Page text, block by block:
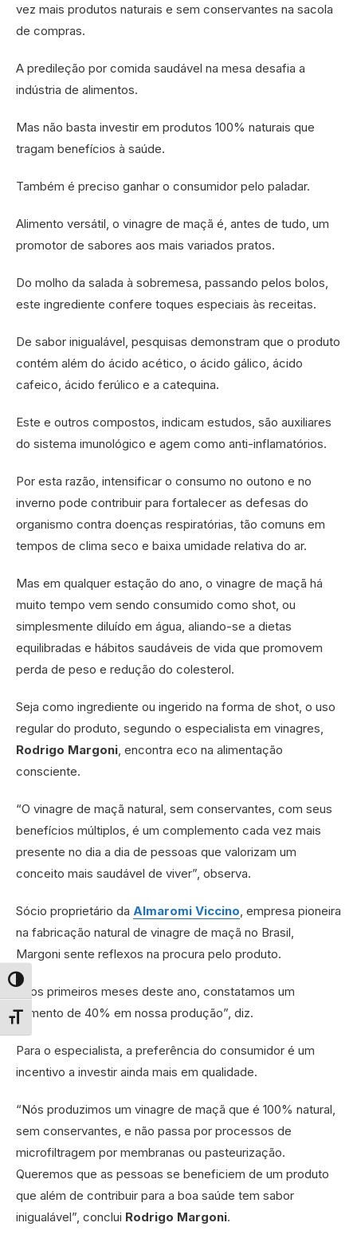
Alternar alto contraste
Alternar tamanho da fonte
vez mais produtos naturais e sem conservantes na sacola
de compras.
A predileção por comida saudável na mesa desafia a
indústria de alimentos.
Mas não basta investir em produtos 100% naturais que
tragam benefícios à saúde.
Também é preciso ganhar o consumidor pelo paladar.
Alimento versátil, o vinagre de maçã é, antes de tudo, um
promotor de sabores aos mais variados pratos.
Do molho da salada à sobremesa, passando pelos bolos,
este ingrediente confere toques especiais às receitas.
De sabor inigualável, pesquisas demonstram que o produto
contém além do ácido acético, o ácido gálico, ácido
cafeico, ácido ferúlico e a catequina.
Este e outros compostos, indicam estudos, são auxiliares
do sistema imunológico e agem como anti-inflamatórios.
Por esta razão, intensificar o consumo no outono e no
inverno pode contribuir para fortalecer as defesas do
organismo contra doenças respiratórias, tão comuns em
tempos de clima seco e baixa umidade relativa do ar.
Mas em qualquer estação do ano, o vinagre de maçã há
muito tempo vem sendo consumido como shot, ou
simplesmente diluído em água, aliando-se a dietas
equilibradas e hábitos saudáveis de vida que promovem
perda de peso e redução do colesterol.
Seja como ingrediente ou ingerido na forma de shot, o uso
regular do produto, segundo o especialista em vinagres,
Rodrigo Margoni , encontra eco na alimentação
consciente.
“O vinagre de maçã natural, sem conservantes, com seus
benefícios múltiplos, é um complemento cada vez mais
presente no dia a dia de pessoas que valorizam um
conceito mais saudável de viver”, observa.
Sócio proprietário da Almaromi Viccino , empresa pioneira
na fabricação natural de vinagre de maçã no Brasil,
Margoni sente reflexos na procura pelo produto.
“Nos primeiros meses deste ano, constatamos um
aumento de 40% em nossa produção”, diz.
Para o especialista, a preferência do consumidor é um
incentivo a investir ainda mais em qualidade.
“Nós produzimos um vinagre de maçã que é 100% natural,
sem conservantes, e não passa por processos de
microfiltragem por membranas ou pasteurização.
Queremos que as pessoas se beneficiem de um produto
que além de contribuir para a boa saúde tem sabor
inigualável”, conclui Rodrigo Margoni.